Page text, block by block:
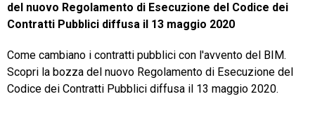
Financial Solutions
Trust Services
del nuovo Regolamento di Esecuzione del Codice dei
Contratti Pubblici diffusa il 13 maggio 2020
Come cambiano i contratti pubblici con l'avvento del BIM.
Scopri la bozza del nuovo Regolamento di Esecuzione del
Codice dei Contratti Pubblici diffusa il 13 maggio 2020.